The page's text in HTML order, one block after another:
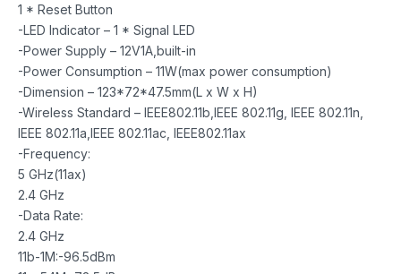
1 * Reset Button
-LED Indicator – 1 * Signal LED
-Power Supply – 12V1A,built-in
-Power Consumption – 11W(max power consumption)
-Dimension – 123*72*47.5mm(L x W x H)
-Wireless Standard – IEEE802.11b,IEEE 802.11g, IEEE 802.11n,
IEEE 802.11a,IEEE 802.11ac, IEEE802.11ax
-Frequency:
5 GHz(11ax)
2.4 GHz
-Data Rate:
2.4 GHz
11b-1M:-96.5dBm